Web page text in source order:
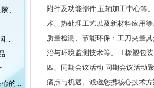
、...
...
...
的...
附件及功能部件;五轴加工中心等
术、热处理工艺以及新材料应用
质量检测、节能环保：工刀夹量
治与环境监测技术等。  橡塑包
四、同期会议活动 同期会议活动
痛点与机遇。诚邀您携核心技术